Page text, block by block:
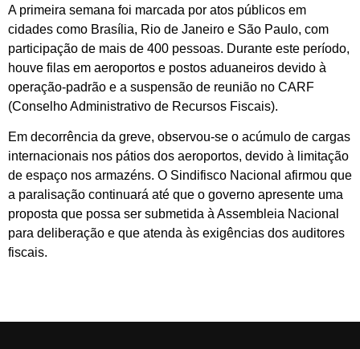
A primeira semana foi marcada por atos públicos em
cidades como Brasília, Rio de Janeiro e São Paulo, com
participação de mais de 400 pessoas. Durante este período,
houve filas em aeroportos e postos aduaneiros devido à
operação-padrão e a suspensão de reunião no CARF
(Conselho Administrativo de Recursos Fiscais).
Em decorrência da greve, observou-se o acúmulo de cargas
internacionais nos pátios dos aeroportos, devido à limitação
de espaço nos armazéns. O Sindifisco Nacional afirmou que
a paralisação continuará até que o governo apresente uma
proposta que possa ser submetida à Assembleia Nacional
para deliberação e que atenda às exigências dos auditores
fiscais.